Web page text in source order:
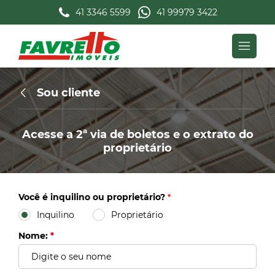
41 3346 5599 41 99979 3422
Sou cliente
Acesse a 2ª via de boletos e o extrato do
proprietário
Você é inquilino ou proprietário? *
Inquilino
Proprietário
Nome: *